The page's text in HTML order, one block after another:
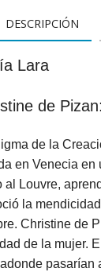
REZAR...
CATÓLICOS
DESCRIPCIÓN
Lara
de
de la
en Venecia en
al Louvre,
la
Christine de
de la mujer.
pasarían